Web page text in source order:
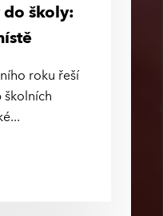
školy:
roku řeší